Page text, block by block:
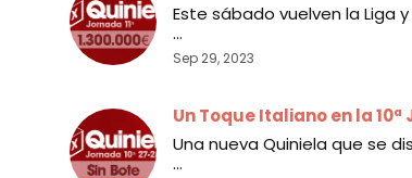
Este sábado vuelven la Liga
...
Sep 29, 2023
Un Toque Italiano en la
Una nueva Quiniela que se
...